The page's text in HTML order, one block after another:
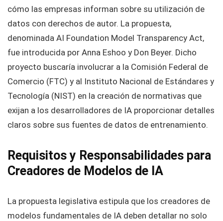
cómo las empresas informan sobre su utilización de
datos con derechos de autor. La propuesta,
denominada AI Foundation Model Transparency Act,
fue introducida por Anna Eshoo y Don Beyer. Dicho
proyecto buscaría involucrar a la Comisión Federal de
Comercio (FTC) y al Instituto Nacional de Estándares y
Tecnología (NIST) en la creación de normativas que
exijan a los desarrolladores de IA proporcionar detalles
claros sobre sus fuentes de datos de entrenamiento.
Requisitos y Responsabilidades para
Creadores de Modelos de IA
La propuesta legislativa estipula que los creadores de
modelos fundamentales de IA deben detallar no solo